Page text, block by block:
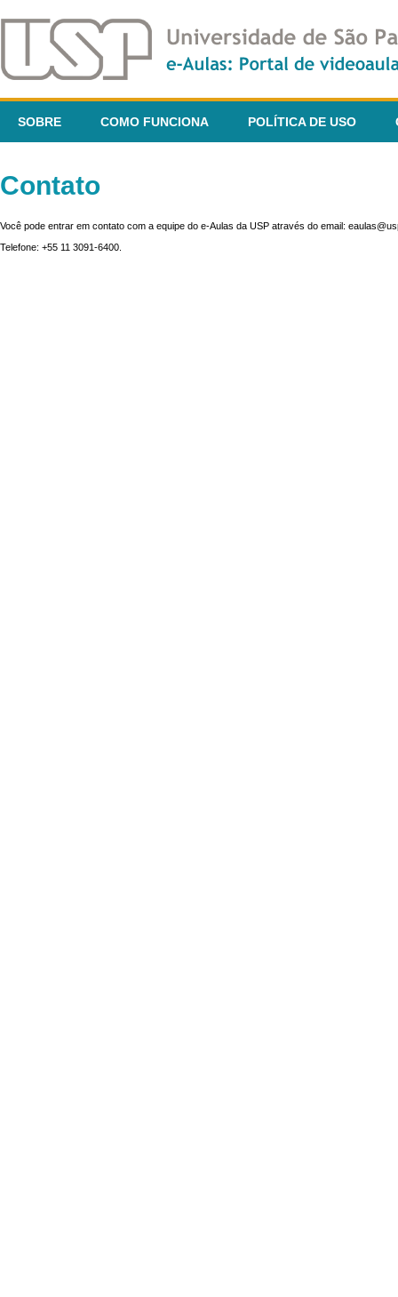
SOBRE COMO FUNCIONA POLÍTICA DE USO
Contato
Você pode entrar em contato com a equipe do e-Aulas da USP através do email:
Telefone: +55 11 3091-6400.